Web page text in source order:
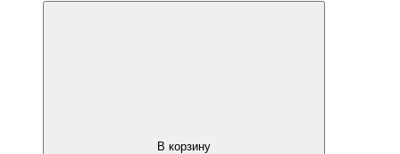
В корзину